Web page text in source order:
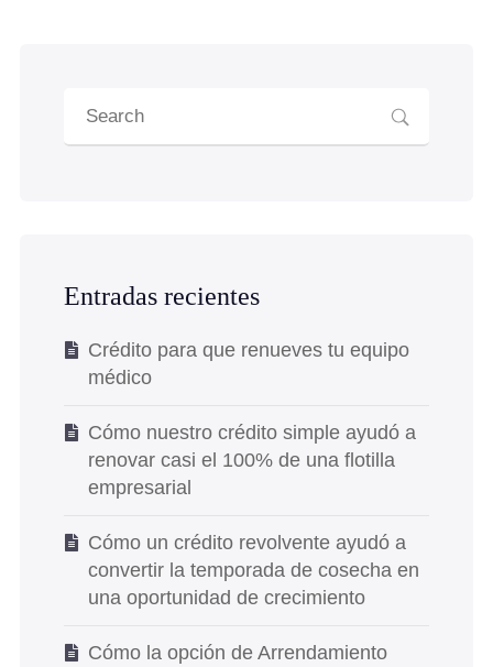
Entradas recientes
Crédito para que renueves tu equipo
médico
Cómo nuestro crédito simple ayudó a
renovar casi el 100% de una flotilla
empresarial
Cómo un crédito revolvente ayudó a
convertir la temporada de cosecha en
una oportunidad de crecimiento
Cómo la opción de Arrendamiento